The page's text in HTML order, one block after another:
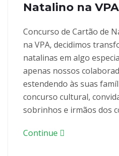
Natalino na VPA
Concurso de Cartão de
na VPA, decidimos
natalinas em algo
apenas nossos
estendendo às suas
concurso cultural,
sobrinhos e irmãos dos
Continue